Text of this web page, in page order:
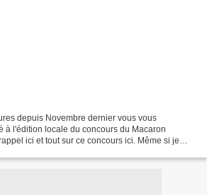
depuis Novembre dernier vous vous
à l'édition locale du concours du Macaron
ici et tout sur ce concours ici. Même si je